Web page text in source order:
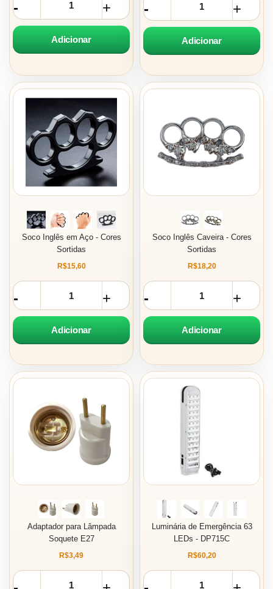
Adicionar Adicionar
Soco Inglês em Aço - Cores
Sortidas
R$15,60
Adicionar
Soco Inglês Caveira - Cores
Sortidas
R$18,20
Adicionar
Adaptador para Lâmpada
Soquete E27
R$3,49
Luminária de Emergência 63
LEDs - DP715C
R$60,20